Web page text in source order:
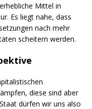
Mittel in
Es liegt nahe, dass
nach mehr
scheitern werden.
diese sind aber
dürfen wir uns also